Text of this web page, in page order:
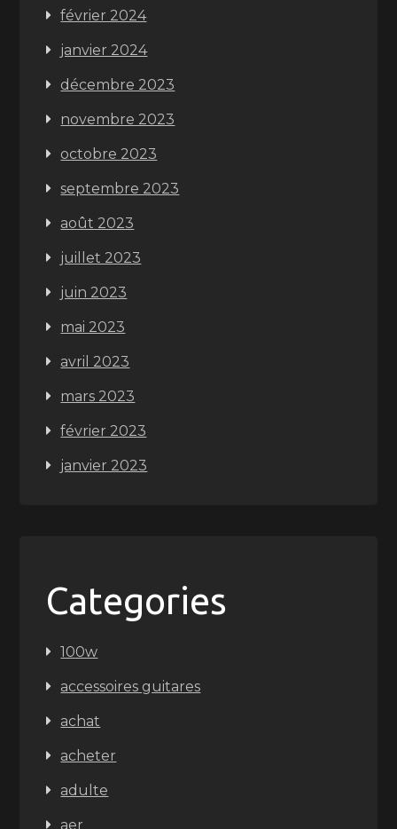
février 2024
janvier 2024
décembre 2023
novembre 2023
octobre 2023
septembre 2023
août 2023
juillet 2023
juin 2023
mai 2023
avril 2023
mars 2023
février 2023
janvier 2023
Categories
100w
accessoires guitares
achat
acheter
adulte
aer